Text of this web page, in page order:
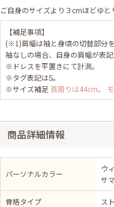
ご自身のサイズより３cmほどゆと
【補足事項】
(※1)肩幅は袖と身頃の切替部分を
袖なしの場合、自身の肩幅が表記
※ドレスを平置きにて計測。
※タグ表記はS。
※サイズ補足 首周りは44cm。
商品詳細情報
パーソナルカラー
ウ
サ
骨格タイプ ス